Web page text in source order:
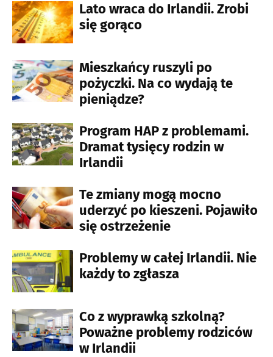
Lato wraca do Irlandii. Zrobi
się gorąco
Mieszkańcy ruszyli po
pożyczki. Na co wydają te
pieniądze?
Program HAP z problemami.
Dramat tysięcy rodzin w
Irlandii
Te zmiany mogą mocno
uderzyć po kieszeni. Pojawiło
się ostrzeżenie
Problemy w całej Irlandii. Nie
każdy to zgłasza
Co z wyprawką szkolną?
Poważne problemy rodziców
w Irlandii